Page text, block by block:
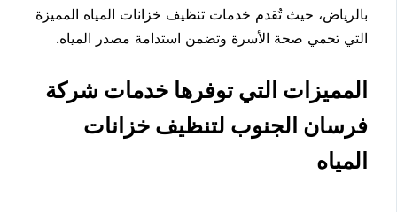
بالرياض، حيث تُقدم خدمات تنظيف خزانات المياه المميزة
التي تحمي صحة الأسرة وتضمن استدامة مصدر المياه.
المميزات التي توفرها خدمات شركة
فرسان الجنوب لتنظيف خزانات
المياه